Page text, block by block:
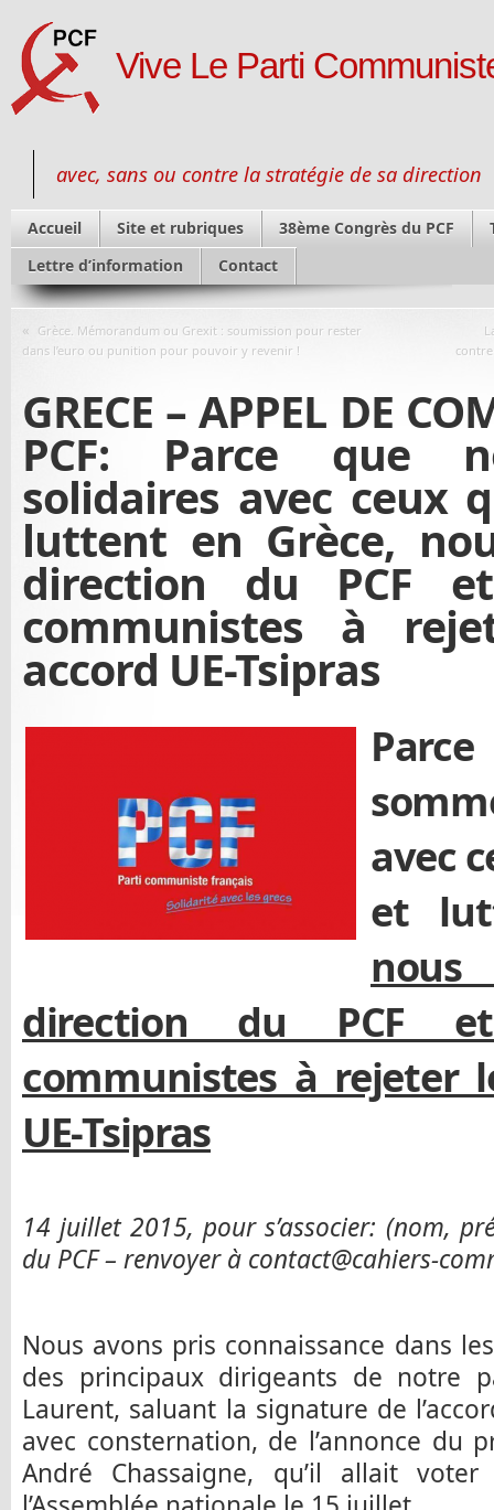
Vive Le Parti
avec, sans ou contre la stratégie de sa direction
Accueil Site et rubriques 38ème Congrès du PCF
Lettre d’information
Contact
« Grèce. Mémorandum ou Grexit : soumission pour rester
dans l’euro ou punition pour pouvoir y revenir !
GRECE – APPEL DE
PCF: Parce que
solidaires avec ceux
luttent en Grèce,
direction du PCF
communistes à
accord UE-Tsipras
avec
et
direction du PCF
communistes à rejeter
UE-Tsipras
14 juillet 2015, pour s’associer: (nom,
du PCF – renvoyer à contact@cahiers-
Nous avons pris connaissance dans
des principaux dirigeants de notre
Laurent, saluant la signature de
avec consternation, de l’annonce du
André Chassaigne, qu’il allait